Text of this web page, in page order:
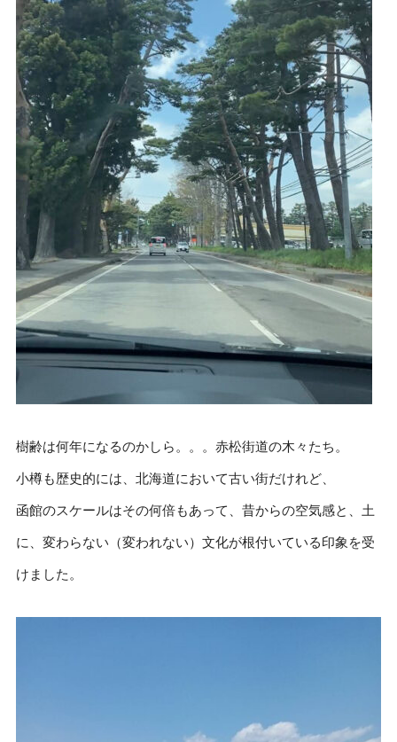
樹齢は何年になるのかしら。。。赤松街道の木々たち。
小樽も歴史的には、北海道において古い街だけれど、
函館のスケールはその何倍もあって、昔からの空気感と、土
に、変わらない（変われない）文化が根付いている印象を受
けました。